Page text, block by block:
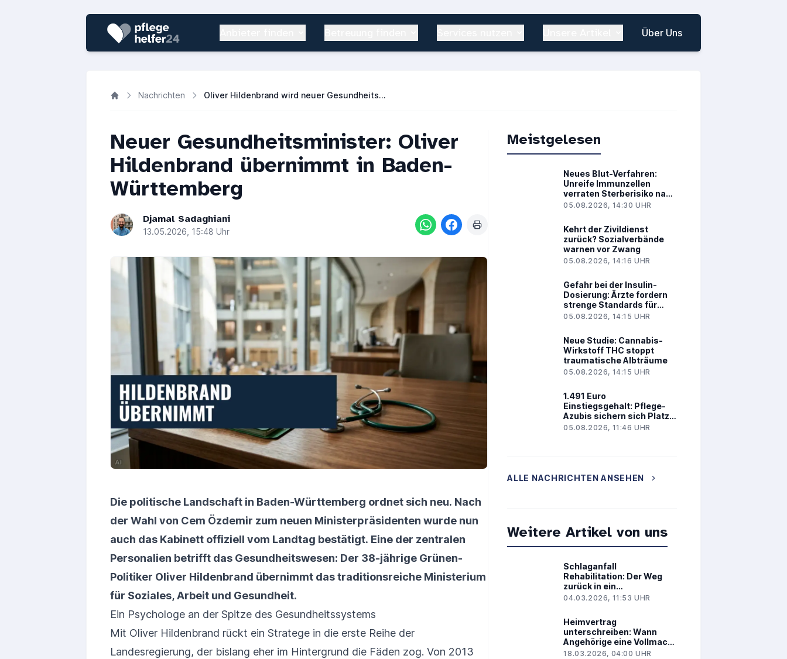
Über Uns
Nachrichten Oliver Hildenbrand wird neuer Gesundheitsminister in Baden-Württemberg
Neuer Gesundheitsminister: Oliver
Hildenbrand übernimmt in Baden-
Württemberg
Djamal Sadaghiani
13.05.2026, 15:48 Uhr
Die politische Landschaft in Baden-Württemberg ordnet sich neu. Nach
der Wahl von Cem Özdemir zum neuen Ministerpräsidenten wurde nun
auch das Kabinett offiziell vom Landtag bestätigt. Eine der zentralen
Personalien betrifft das Gesundheitswesen: Der 38-jährige Grünen-
Politiker Oliver Hildenbrand übernimmt das traditionsreiche Ministerium
für Soziales, Arbeit und Gesundheit.
Ein Psychologe an der Spitze des Gesundheitssystems
Mit Oliver Hildenbrand rückt ein Stratege in die erste Reihe der
Landesregierung, der bislang eher im Hintergrund die Fäden zog. Von 2013
Meistgelesen
Neues Blut-Verfahren:
Unreife Immunzellen
verraten Sterberisiko nach
Herzinfarkt
05.08.2026, 14:30 UHR
Kehrt der Zivildienst
zurück? Sozialverbände
warnen vor Zwang
05.08.2026, 14:16 UHR
Gefahr bei der Insulin-
Dosierung: Ärzte fordern
strenge Standards für
Glukosesensoren
05.08.2026, 14:15 UHR
Neue Studie: Cannabis-
Wirkstoff THC stoppt
traumatische Albträume
05.08.2026, 14:15 UHR
1.491 Euro
Einstiegsgehalt: Pflege-
Azubis sichern sich Platz 1
im Ranking
05.08.2026, 11:46 UHR
ALLE NACHRICHTEN ANSEHEN
Weitere Artikel von uns
Schlaganfall
Rehabilitation: Der Weg
zurück in ein
selbstbestimmtes Leben
04.03.2026, 11:53 UHR
Heimvertrag
unterschreiben: Wann
Angehörige eine Vollmacht
benötigen
18.03.2026, 04:00 UHR